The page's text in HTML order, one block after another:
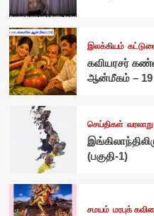
இலக்கியம்
கவியரசர்
ஆன்மீகம் – 19
செய்திகள் வரலாறு
(பகுதி-1)
சமயம் மரபுக்